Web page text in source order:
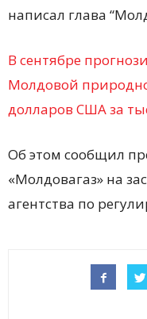
написал глава
В сентябре
Молдовой
долларов США за
Об этом сообщил
«Молдовагаз» на
агентства по